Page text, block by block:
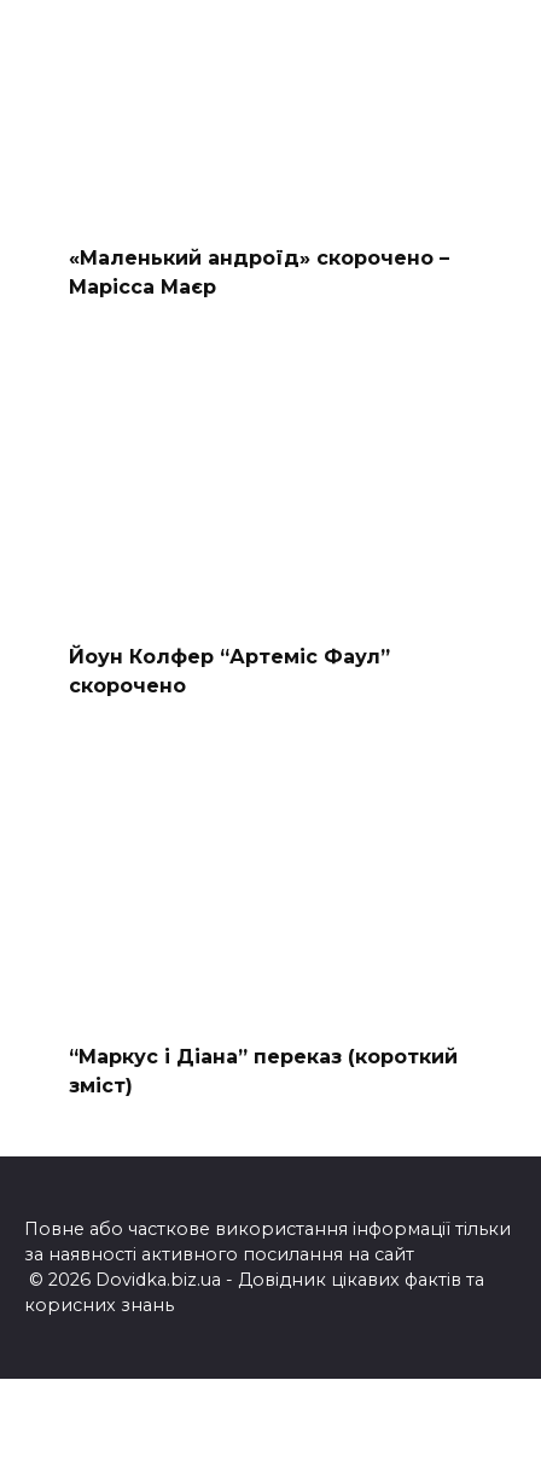
«Маленький андроїд» скорочено –
Марісса Маєр
Йоун Колфер “Артеміс Фаул”
скорочено
“Маркус і Діана” переказ (короткий
зміст)
Повне або часткове використання інформації тільки
за наявності активного посилання на сайт
© 2026 Dovidka.biz.ua - Довідник цікавих фактів та
корисних знань